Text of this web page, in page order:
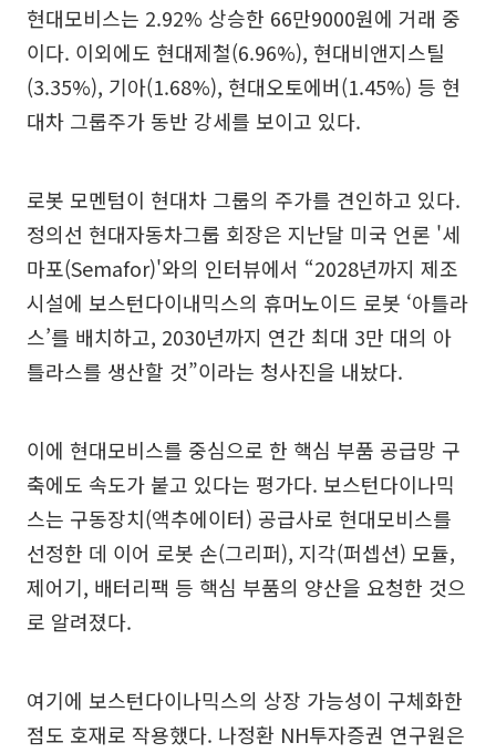
현대모비스는 2.92% 상승한 66만9000원에 거래 중
이다. 이외에도 현대제철(6.96%), 현대비앤지스틸
(3.35%), 기아(1.68%), 현대오토에버(1.45%) 등 현
대차 그룹주가 동반 강세를 보이고 있다.
로봇 모멘텀이 현대차 그룹의 주가를 견인하고 있다.
정의선 현대자동차그룹 회장은 지난달 미국 언론 '세
마포(Semafor)'와의 인터뷰에서 “2028년까지 제조
시설에 보스턴다이내믹스의 휴머노이드 로봇 ‘아틀라
스’를 배치하고, 2030년까지 연간 최대 3만 대의 아
틀라스를 생산할 것”이라는 청사진을 내놨다.
이에 현대모비스를 중심으로 한 핵심 부품 공급망 구
축에도 속도가 붙고 있다는 평가다. 보스턴다이나믹
스는 구동장치(액추에이터) 공급사로 현대모비스를
선정한 데 이어 로봇 손(그리퍼), 지각(퍼셉션) 모듈,
제어기, 배터리팩 등 핵심 부품의 양산을 요청한 것으
로 알려졌다.
여기에 보스턴다이나믹스의 상장 가능성이 구체화한
점도 호재로 작용했다. 나정환 NH투자증권 연구원은